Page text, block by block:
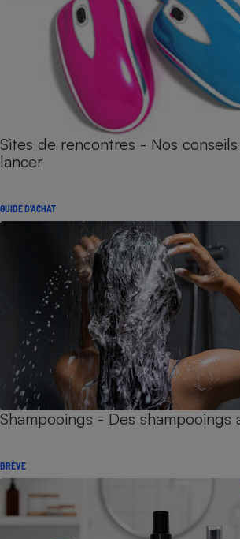
Sites de rencontres - Nos
lancer
GUIDE D'ACHAT
Shampooings - Des shampooings
BRÈVE